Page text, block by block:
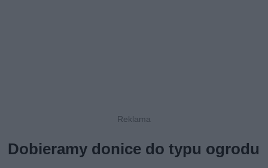
Dobieramy donice do typu ogrodu